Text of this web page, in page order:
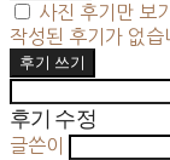
사진 후기만 보기
작성된 후기가 없습
후기 쓰기
후기 수정
글쓴이